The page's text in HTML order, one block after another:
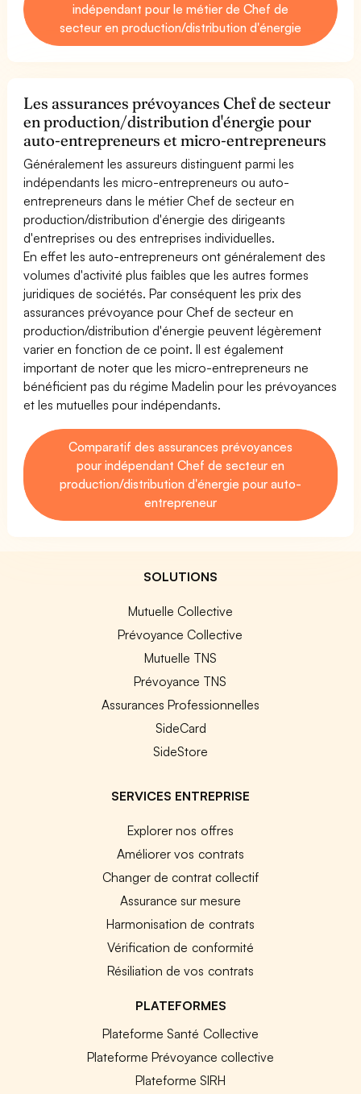
indépendant pour le métier de Chef de
secteur en production/distribution d'énergie
Les assurances prévoyances Chef de secteur
en production/distribution d'énergie pour
auto-entrepreneurs et micro-entrepreneurs
Généralement les assureurs distinguent parmi les
indépendants les micro-entrepreneurs ou auto-
entrepreneurs dans le métier Chef de secteur en
production/distribution d'énergie des dirigeants
d'entreprises ou des entreprises individuelles.
En effet les auto-entrepreneurs ont généralement des
volumes d'activité plus faibles que les autres formes
juridiques de sociétés. Par conséquent les prix des
assurances prévoyance pour Chef de secteur en
production/distribution d'énergie peuvent légèrement
varier en fonction de ce point. Il est également
important de noter que les micro-entrepreneurs ne
bénéficient pas du régime Madelin pour les prévoyances
et les mutuelles pour indépendants.
Comparatif des assurances prévoyances
pour indépendant Chef de secteur en
production/distribution d'énergie pour auto-
entrepreneur
SOLUTIONS
Mutuelle Collective
Prévoyance Collective
Mutuelle TNS
Prévoyance TNS
Assurances Professionnelles
SideCard
SideStore
SERVICES ENTREPRISE
Explorer nos offres
Améliorer vos contrats
Changer de contrat collectif
Assurance sur mesure
Harmonisation de contrats
Vérification de conformité
Résiliation de vos contrats
PLATEFORMES
Plateforme Santé Collective
Plateforme Prévoyance collective
Plateforme SIRH